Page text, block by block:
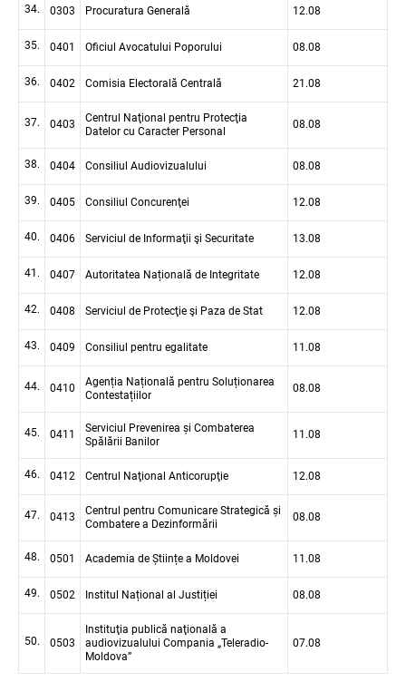
34. 0303 Procuratura Generală 12.08
35. 0401 Oficiul Avocatului Poporului 08.08
36. 0402 Comisia Electorală Centrală 21.08
37. 0403
Centrul Naţional pentru Protecţia
Datelor cu Caracter Personal
08.08
38. 0404 Consiliul Audiovizualului 08.08
39. 0405 Consiliul Concurenţei 12.08
40. 0406 Serviciul de Informaţii şi Securitate 13.08
41. 0407 Autoritatea Națională de Integritate 12.08
42. 0408 Serviciul de Protecţie şi Paza de Stat 12.08
43. 0409 Consiliul pentru egalitate 11.08
44. 0410
Agenția Națională pentru Soluționarea
Contestațiilor
08.08
45. 0411
Serviciul Prevenirea și Combaterea
Spălării Banilor
11.08
46. 0412 Centrul Naţional Anticorupţie 12.08
47. 0413
Centrul pentru Comunicare Strategică și
Combatere a Dezinformării
08.08
48. 0501 Academia de Științe a Moldovei 11.08
49. 0502 Institul Național al Justiției 08.08
50. 0503
Instituţia publică naţională a
audiovizualului Compania „Teleradio-
Moldova”
07.08